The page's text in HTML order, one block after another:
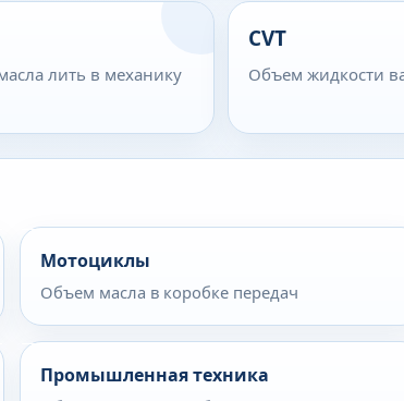
лить в механику
CVT
Объем жидкости
Мотоциклы
Объем масла в коробке передач
Промышленная техника